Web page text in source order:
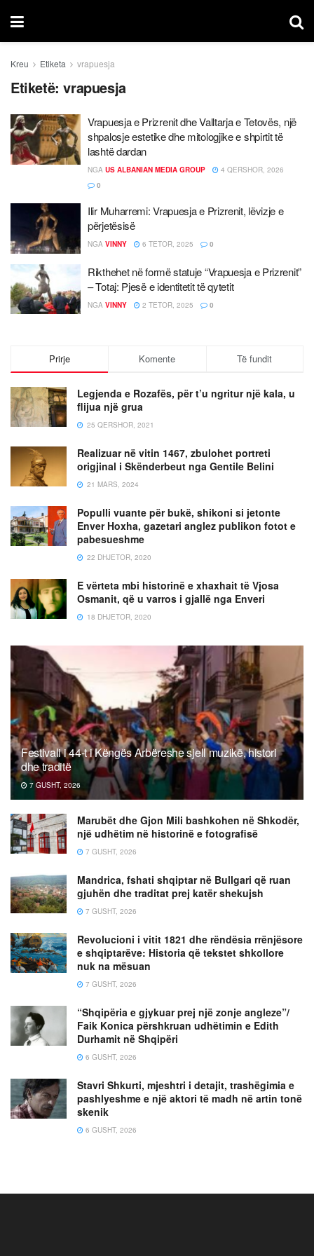
Kreu Etiketa vrapuesja
Etiketë:vrapuesja
Vrapuesja e Prizrenit dhe Valltarja e Tetovës, një
shpalosje estetike dhe mitologjike e shpirtit të
lashtë dardan
NGA US ALBANIAN MEDIA GROUP
4 QERSHOR, 2026
0
Ilir Muharremi: Vrapuesja e Prizrenit, lëvizje e
përjetësisë
NGA VINNY 6 TETOR, 2025 0
Rikthehet në formë statuje “Vrapuesja e Prizrenit”
– Totaj: Pjesë e identitetit të qytetit
NGA VINNY 2 TETOR, 2025 0
Prirje Komente Të fundit
Legjenda e Rozafës, për t’u ngritur një kala, u
flijua një grua
25 QERSHOR, 2021
Realizuar në vitin 1467, zbulohet portreti
origjinal i Skënderbeut nga Gentile Belini
21 MARS, 2024
Populli vuante për bukë, shikoni si jetonte
Enver Hoxha, gazetari anglez publikon fotot e
pabesueshme
22 DHJETOR, 2020
E vërteta mbi historinë e xhaxhait të Vjosa
Osmanit, që u varros i gjallë nga Enveri
18 DHJETOR, 2020
Festivali i 44-t i Këngës Arbëreshe sjell muzikë, histori
dhe traditë
7 GUSHT, 2026
Marubët dhe Gjon Mili bashkohen në Shkodër,
një udhëtim në historinë e fotografisë
7 GUSHT, 2026
Mandrica, fshati shqiptar në Bullgari që ruan
gjuhën dhe traditat prej katër shekujsh
7 GUSHT, 2026
Revolucioni i vitit 1821 dhe rëndësia rrënjësore
e shqiptarëve: Historia që tekstet shkollore
nuk na mësuan
7 GUSHT, 2026
“Shqipëria e gjykuar prej një zonje angleze”/
Faik Konica përshkruan udhëtimin e Edith
Durhamit në Shqipëri
6 GUSHT, 2026
Stavri Shkurti, mjeshtri i detajit, trashëgimia e
pashlyeshme e një aktori të madh në artin tonë
skenik
6 GUSHT, 2026